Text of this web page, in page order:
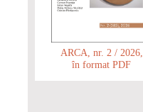
ARCA, nr. 2 / 2026,
în format PDF